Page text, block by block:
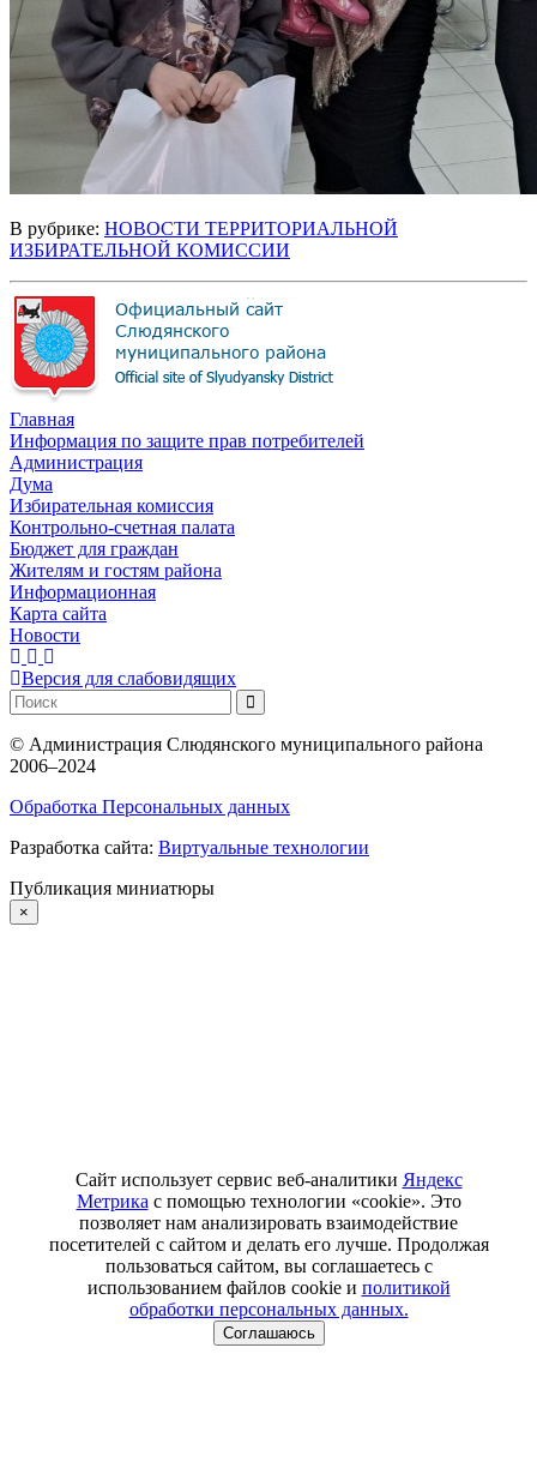
В рубрике: НОВОСТИ ТЕРРИТОРИАЛЬНОЙ
ИЗБИРАТЕЛЬНОЙ КОМИССИИ
Главная
Информация по защите прав потребителей
Администрация
Дума
Избирательная комиссия
Контрольно-счетная палата
Бюджет для граждан
Жителям и гостям района
Информационная
Карта сайта
Новости
Версия для слабовидящих
© Администрация Слюдянского муниципального района
2006–2024
Обработка Персональных данных
Разработка сайта: Виртуальные технологии
Публикация миниатюры
×
Сайт использует сервис веб-аналитики Яндекс
Метрика с помощью технологии «cookie». Это
позволяет нам анализировать взаимодействие
посетителей с сайтом и делать его лучше. Продолжая
пользоваться сайтом, вы соглашаетесь с
использованием файлов cookie и политикой
обработки персональных данных.
Соглашаюсь